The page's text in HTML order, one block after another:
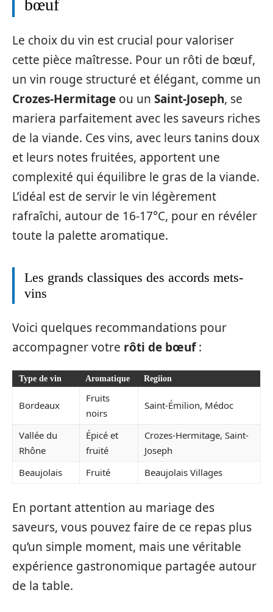
bœuf
Le choix du vin est crucial pour valoriser
cette pièce maîtresse. Pour un rôti de bœuf,
un vin rouge structuré et élégant, comme un
Crozes-Hermitage ou un Saint-Joseph, se
mariera parfaitement avec les saveurs riches
de la viande. Ces vins, avec leurs tanins doux
et leurs notes fruitées, apportent une
complexité qui équilibre le gras de la viande.
L’idéal est de servir le vin légèrement
rafraîchi, autour de 16-17°C, pour en révéler
toute la palette aromatique.
Les grands classiques des accords mets-
vins
Voici quelques recommandations pour
accompagner votre rôti de bœuf:
Type de vin Aromatique Regiion
Bordeaux
Fruits
noirs
Saint-Émilion, Médoc
Vallée du
Rhône
Épicé et
fruité
Crozes-Hermitage, Saint-
Joseph
Beaujolais
Fruité Beaujolais Villages
En portant attention au mariage des
saveurs, vous pouvez faire de ce repas plus
qu’un simple moment, mais une véritable
expérience gastronomique partagée autour
de la table.